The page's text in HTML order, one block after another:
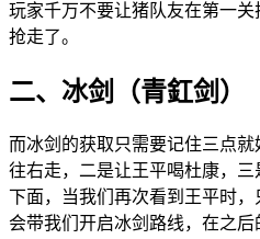
玩家千万不要让猪队友在第一关
抢走了。
二、冰剑（青釭剑）
而冰剑的获取只需要记住三点
往右走，二是让王平喝杜康，
下面，当我们再次看到王平时
会带我们开启冰剑路线，在之